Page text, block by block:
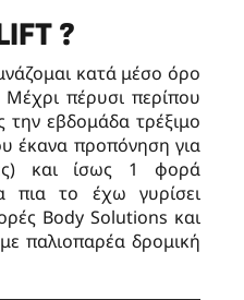
?
κατά μέσο όρο
πέρυσι περίπου
εβδομάδα τρέξιμο
έκανα προπόνηση για
και ίσως 1 φορά
πια το έχω γυρίσει
Body Solutions και
παλιοπαρέα δρομική